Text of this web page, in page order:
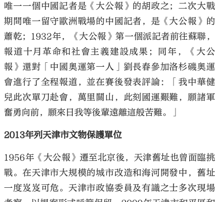
唯一一個中國記者是《大公報》的胡政之；二次大戰
期間唯一留守歐洲戰場的中國記者，是《大公報》的
蕭乾；1932年，《大公報》第一個派記者前往蘇聯，
報道十月革命和社會主義建設成果；同年，《大公
報》還對「中國奧運第一人」劉長春參加洛杉磯奧運
會進行了全程報道，並在賽後發表評論：「我中華健
兒此次單刀赴會，萬里關山，此刻國運艱難，願諸軍
奮勇向前，願來日我等後輩遠離這般苦難。」
2013年列天津市文物保護單位
1956年《大公報》遷至北京後，天津舊址也曾面臨挑
戰。在天津市大規模的城市改造和海河開發中，舊址
一度岌岌可危。天津市政協委員及有識之士多次現場